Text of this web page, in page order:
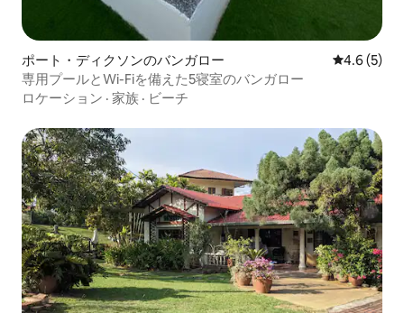
ポート・ディクソンのバンガロー レビュー5
4.6 (5)
専用プールとWi-Fiを備えた5寝室のバンガロー
ロケーション · 家族 · ビーチ